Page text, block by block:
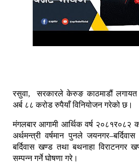
रसुवा, सरकारले केरुङ काठमाडौं लगायत
अर्ब ८८ करोड रुपैयाँ विनियोजन गरेको छ।
मंगलबार आगामी आर्थिक वर्ष २०८१र०८२
अर्थमन्त्री वर्षमान पुनले
बर्दिवास खण्ड तथा बथनाहा विराटनगर
सम्पन्न गर्ने घोषणा गरे।